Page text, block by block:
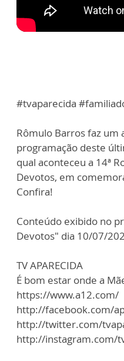
#tvaparecida
Rômulo Barros faz um
programação deste
qual aconteceu a 14ª
Devotos, em
Confira!
Conteúdo exibido no
Devotos" dia 10/07/
TV APARECIDA
É bom estar onde a
https://www.a12.com/
http://facebook.com/
http://twitter.com/
http://instagram.com/